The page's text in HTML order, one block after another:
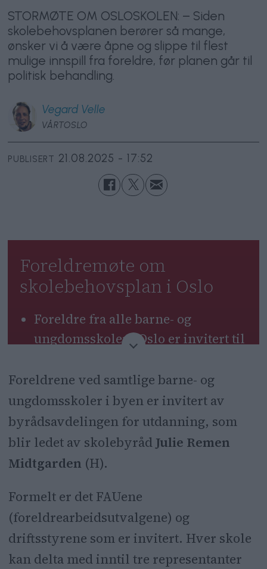
STORMØTE OM OSLOSKOLEN: – Siden
skolebehovsplanen berører så mange,
ønsker vi å være åpne og slippe til flest
mulige innspill fra foreldre, før planen går til
politisk behandling.
Vegard Velle
VÅRTOSLO
PUBLISERT 21.08.2025 - 17:52
Foreldremøte om
skolebehovsplan i Oslo
Foreldre fra alle barne- og
ungdomsskoler i Oslo er invitert til
Møtet arrangeres av skolebyråd
Julie Remen Midtgarden og finner
sted mandag 25. august.
Formålet er å samle innspill fra
foreldre om kapasitet og utvikling i
osloskolen.
Byrådssekretær Hassan Nawaz
understreker viktigheten av å
inkludere flest mulig innspill før
Foreldrene ved samtlige barne- og
ungdomsskoler i byen er invitert av
byrådsavdelingen for utdanning, som
blir ledet av skolebyråd Julie Remen
Midtgarden (H).
Formelt er det FAUene
(foreldrearbeidsutvalgene) og
driftsstyrene som er invitert. Hver skole
kan delta med inntil tre representanter